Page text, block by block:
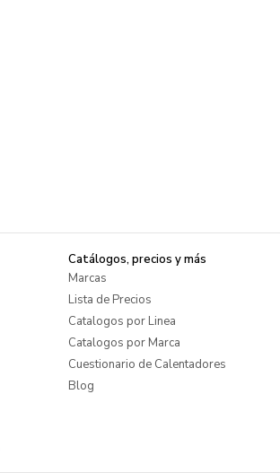
Catálogos, precios y más
Marcas
Lista de Precios
Catalogos por Linea
Catalogos por Marca
Cuestionario de Calentadores
Blog